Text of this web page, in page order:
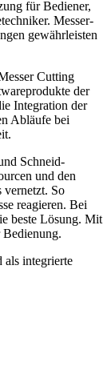
für Bediener,
Messer-
gewährleisten
Cutting
der
Integration der
Abläufe bei
Schneid-
und den
vernetzt. So
reagieren. Bei
beste Lösung. Mit
als integrierte